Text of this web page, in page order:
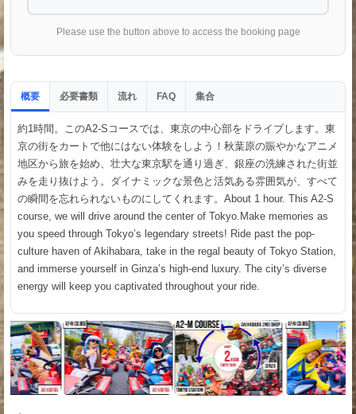
Please use the button above to access the booking page
概要 必要書類 流れ FAQ 集合
約1時間。このA2-Sコースでは、東京の中心部をドライブします。東
京の街をカートで他にはない体験をしよう！秋葉原の賑やかなアニメ
地区から旅を始め、壮大な東京駅を通り過ぎ、銀座の洗練された街並
みを走り抜けよう。ダイナミックな景色と活気ある雰囲気が、すべて
の瞬間を忘れられないものにしてくれます。About 1 hour. This A2-S
course, we will drive around the center of Tokyo.Make memories as
you speed through Tokyo’s legendary streets! Ride past the pop-
culture haven of Akihabara, take in the regal beauty of Tokyo Station,
and immerse yourself in Ginza’s high-end luxury. The city’s diverse
energy will keep you captivated throughout your ride.